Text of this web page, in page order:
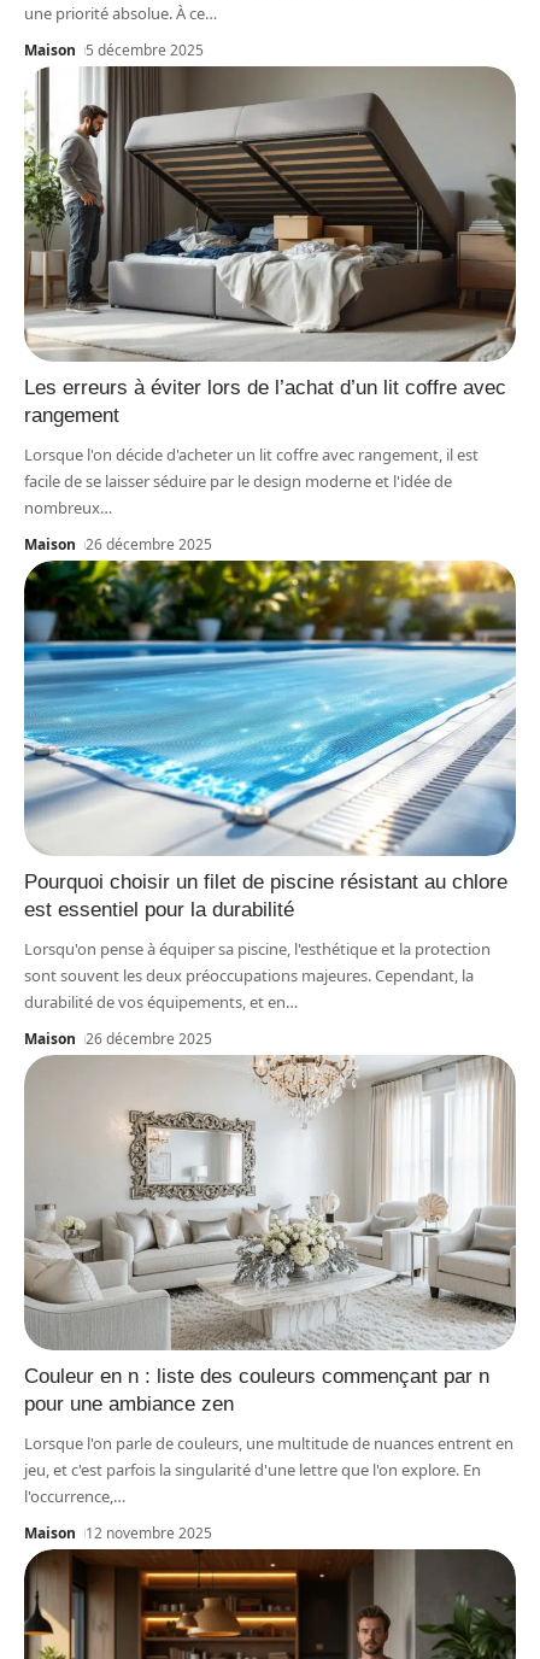
une priorité absolue. À ce…
Maison 5 décembre 2025
Les erreurs à éviter lors de l’achat d’un lit coffre avec
rangement
Lorsque l'on décide d'acheter un lit coffre avec rangement, il est
facile de se laisser séduire par le design moderne et l'idée de
nombreux…
Maison 26 décembre 2025
Pourquoi choisir un filet de piscine résistant au chlore
est essentiel pour la durabilité
Lorsqu'on pense à équiper sa piscine, l'esthétique et la protection
sont souvent les deux préoccupations majeures. Cependant, la
durabilité de vos équipements, et en…
Maison 26 décembre 2025
Couleur en n : liste des couleurs commençant par n
pour une ambiance zen
Lorsque l'on parle de couleurs, une multitude de nuances entrent en
jeu, et c'est parfois la singularité d'une lettre que l'on explore. En
l'occurrence, …
Maison 12 novembre 2025